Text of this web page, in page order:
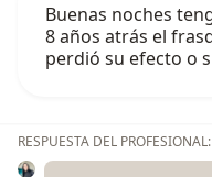
Buenas noches
8 años atrás el
perdió su efecto o
RESPUESTA DEL PROFESIONAL: